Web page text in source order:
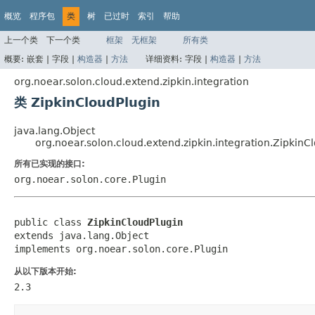
概览 程序包 类 树 已过时 索引 帮助
上一个类 下一个类 框架 无框架
所有类
概要: 嵌套 | 字段 | 构造器 | 方法 详细资料: 字段 | 构造器 | 方法
org.noear.solon.cloud.extend.zipkin.integration
类 ZipkinCloudPlugin
java.lang.Object
所有已实现的接口:
org.noear.solon.core.Plugin
public class ZipkinCloudPlugin
extends java.lang.Object
implements org.noear.solon.core.Plugin
从以下版本开始:
2.3